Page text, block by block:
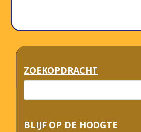
ZOEKOPDRACHT
BLIJF OP DE HOOGTE